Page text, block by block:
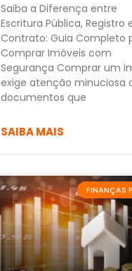
Saiba a Diferença entre
Escritura Pública, Registro
Contrato: Guia Completo
Comprar Imóveis com
Segurança Comprar um
exige atenção minuciosa
documentos que
SAIBA MAIS
FINANÇAS